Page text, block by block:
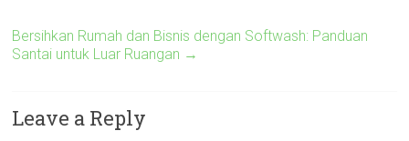
Bersihkan Rumah dan Bisnis dengan Softwash: Panduan
Santai untuk Luar Ruangan →
Leave a Reply